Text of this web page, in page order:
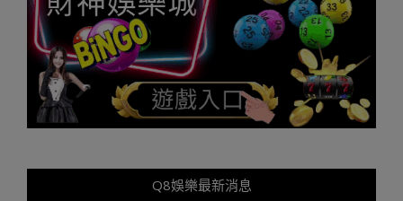
Q8娛樂最新消息